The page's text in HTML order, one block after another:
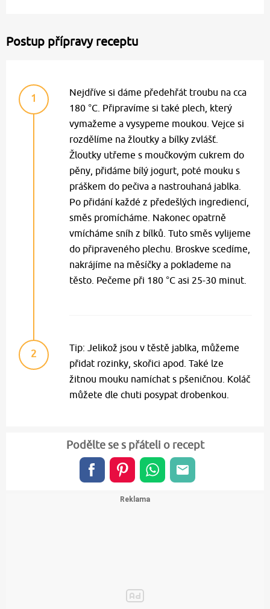
Postup přípravy receptu
1
Nejdříve si dáme předehřát troubu na cca
180 °C. Připravíme si také plech, který
vymažeme a vysypeme moukou. Vejce si
rozdělíme na žloutky a bílky zvlášť.
Žloutky utřeme s moučkovým cukrem do
pěny, přidáme bílý jogurt, poté mouku s
práškem do pečiva a nastrouhaná jablka.
Po přidání každé z předešlých ingrediencí,
směs promícháme. Nakonec opatrně
vmícháme sníh z bílků. Tuto směs vylijeme
do připraveného plechu. Broskve scedíme,
nakrájíme na měsíčky a poklademe na
těsto. Pečeme při 180 °C asi 25-30 minut.
2
Tip: Jelikož jsou v těstě jablka, můžeme
přidat rozinky, skořici apod. Také lze
žitnou mouku namíchat s pšeničnou. Koláč
můžete dle chuti posypat drobenkou.
Podělte se s přáteli o recept